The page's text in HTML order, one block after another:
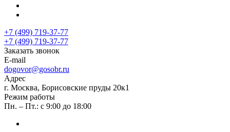
+7 (499) 719-37-77
+7 (499) 719-37-77
Заказать звонок
E-mail
dogovor@gosobr.ru
Адрес
г. Москва, Борисовские пруды 20к1
Режим работы
Пн. – Пт.: с 9:00 до 18:00